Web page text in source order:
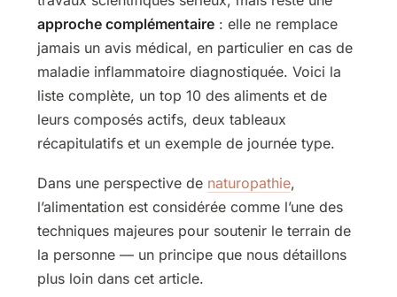
approche complémentaire : elle ne remplace
jamais un avis médical, en particulier en cas de
maladie inflammatoire diagnostiquée. Voici la
liste complète, un top 10 des aliments et de
leurs composés actifs, deux tableaux
récapitulatifs et un exemple de journée type.
Dans une perspective de naturopathie,
l’alimentation est considérée comme l’une des
techniques majeures pour soutenir le terrain de
la personne — un principe que nous détaillons
plus loin dans cet article.